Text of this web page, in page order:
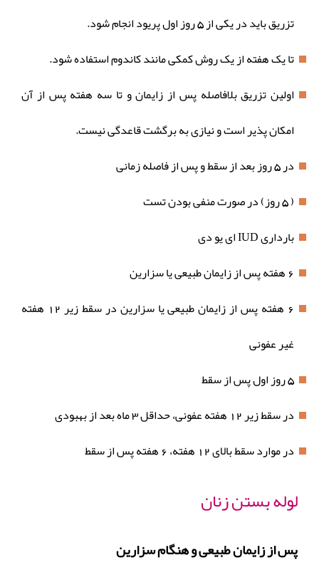
تزریق باید در یکی از 5 روز اول پریود انجام شود.
تا یک هفته از یک روش کمکی مانند کاندوم استفاده شود.
اولین تزریق بلافاصله پس از زایمان و تا سه هفته پس از آن
امکان پذیر است و نیازی به برگشت قاعدگی نیست.
در 5 روز بعد از سقط و پس از فاصله زمانی
( 5 روز) در صورت منفی بودن تست
بارداری IUD ای یو دی
6 هفته پس از زایمان طبیعی یا سزارین
6 هفته پس از زایمان طبیعی یا سزارین در سقط زیر 12 هفته
غیر عفونی
5 روز اول پس از سقط
در سقط زیر 12 هفته عفونی، حداقل 3 ماه بعد از بهبودی
در موارد سقط بالای 12 هفته، 6 هفته پس از سقط
لوله بستن زنان
پس از زایمان طبیعی و هنگام سزارین